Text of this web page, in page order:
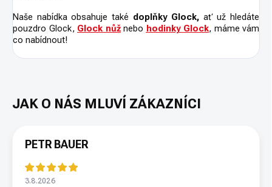
Naše nabídka obsahuje také doplňky Glock, ať už hledáte
pouzdro Glock, Glock nůžnebo hodinky Glock, máme vám
co nabídnout!
PETR BAUER
3.8.2026